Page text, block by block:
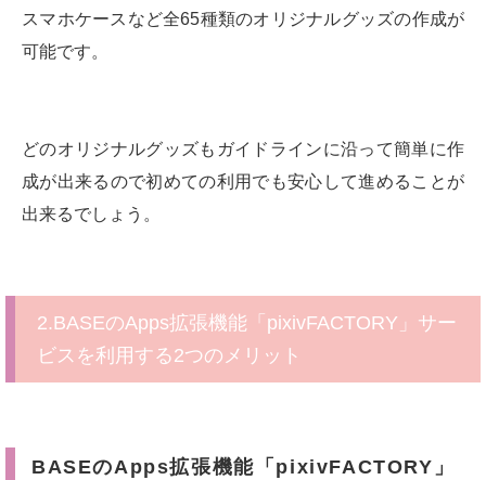
スマホケースなど全65種類のオリジナルグッズの作成が
可能です。
どのオリジナルグッズもガイドラインに沿って簡単に作
成が出来るので初めての利用でも安心して進めることが
出来るでしょう。
2.BASEのApps拡張機能「pixivFACTORY」サー
ビスを利用する2つのメリット
BASEのApps拡張機能「pixivFACTORY」